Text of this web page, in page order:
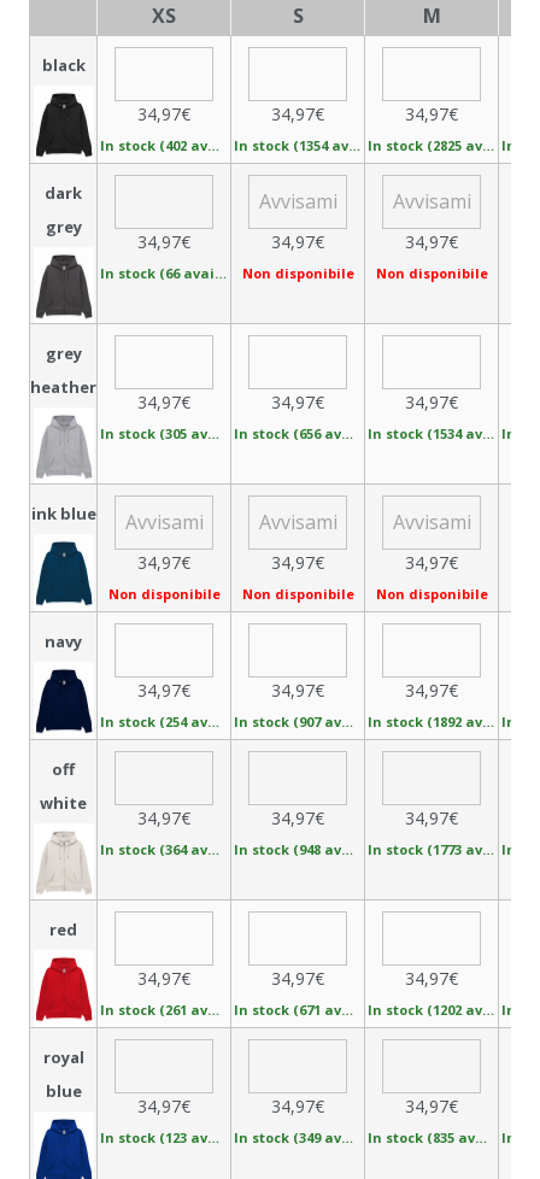
XS
S M
black
34,97€
In stock (402 available)
34,97€
In stock (1354 available)
34,97€
In stock (2825 available)
dark
grey
34,97€
In stock (66 available)
34,97€
Non disponibile
34,97€
Non disponibile
grey
heather
34,97€
In stock (305 available)
34,97€
In stock (656 available)
34,97€
In stock (1534 available)
ink blue
34,97€
Non disponibile
34,97€
Non disponibile
34,97€
Non disponibile
navy
34,97€
In stock (254 available)
34,97€
In stock (907 available)
34,97€
In stock (1892 available)
off
white
34,97€
In stock (364 available)
34,97€
In stock (948 available)
34,97€
In stock (1773 available)
red
34,97€
In stock (261 available)
34,97€
In stock (671 available)
34,97€
In stock (1202 available)
royal
blue
34,97€
In stock (123 available)
34,97€
In stock (349 available)
34,97€
In stock (835 available)